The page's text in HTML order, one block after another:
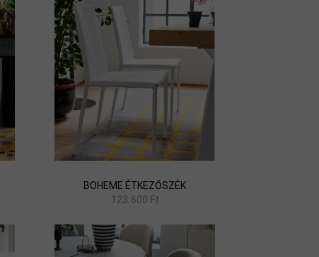
BOHEME ÉTKEZŐSZÉK
123.600 Ft